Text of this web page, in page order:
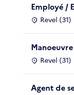
Employé /
Revel (31)
Revel (31)
Agent de